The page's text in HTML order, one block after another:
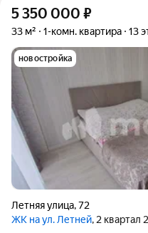
5 350 000 ₽
33 м² 1-комн. квартира 13
новостройка
Летняя улица,72
ЖК на ул. Летней, 2 квартал